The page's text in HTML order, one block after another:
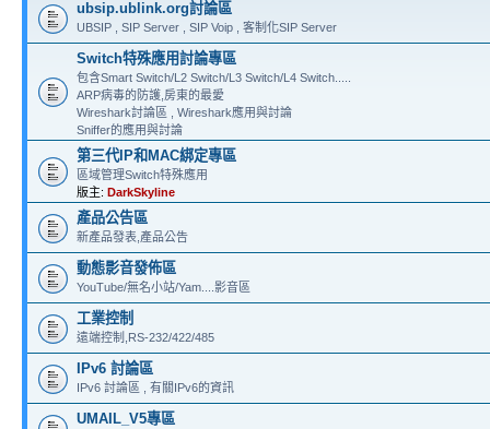
ubsip.ublink.org討論區
UBSIP , SIP Server , SIP Voip , 客制化SIP Server
Switch特殊應用討論專區
包含Smart Switch/L2 Switch/L3 Switch/L4 Switch.....
ARP病毒的防護,房東的最愛
Wireshark討論區 , Wireshark應用與討論
Sniffer的應用與討論
第三代IP和MAC綁定專區
區域管理Switch特殊應用
版主: DarkSkyline
產品公告區
新產品發表,產品公告
動態影音發佈區
YouTube/無名小站/Yam....影音區
工業控制
遠端控制,RS-232/422/485
IPv6 討論區
IPv6 討論區 , 有關IPv6的資訊
UMAIL_V5專區